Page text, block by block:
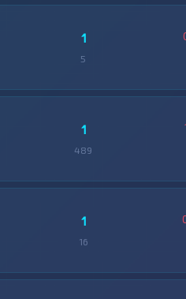
1
5
1
489
1
16